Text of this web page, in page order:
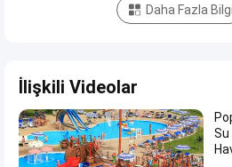
Daha Fazla Bilgi
İlişkili Videolar
Su